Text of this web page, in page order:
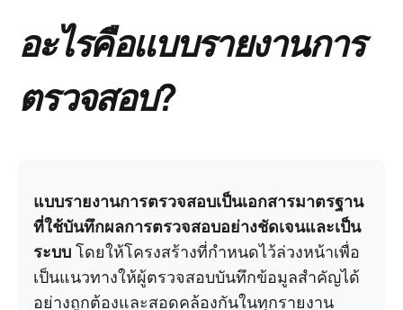
อะไรคือแบบรายงานการ
ตรวจสอบ?
แบบรายงานการตรวจสอบเป็นเอกสารมาตรฐาน
ที่ใช้บันทึกผลการตรวจสอบอย่างชัดเจนและเป็น
ระบบ โดยให้โครงสร้างที่กำหนดไว้ล่วงหน้าเพื่อ
เป็นแนวทางให้ผู้ตรวจสอบบันทึกข้อมูลสำคัญได้
อย่างถูกต้องและสอดคล้องกันในทุกรายงาน